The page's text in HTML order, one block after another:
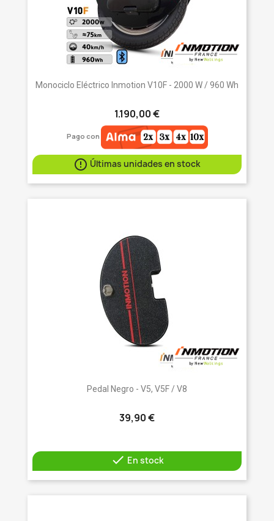
Monociclo Eléctrico Inmotion V10F - 2000 W / 960 Wh
1.190,00 €
Pago con
 Últimas unidades en stock
Pedal Negro - V5, V5F / V8
39,90 €
 En stock